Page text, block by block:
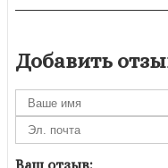
Добавить
Ваш отзыв: